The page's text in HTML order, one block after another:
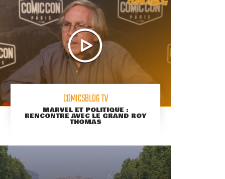
COMICSBLOG TV
MARVEL ET POLITIQUE :
RENCONTRE AVEC LE GRAND ROY
THOMAS